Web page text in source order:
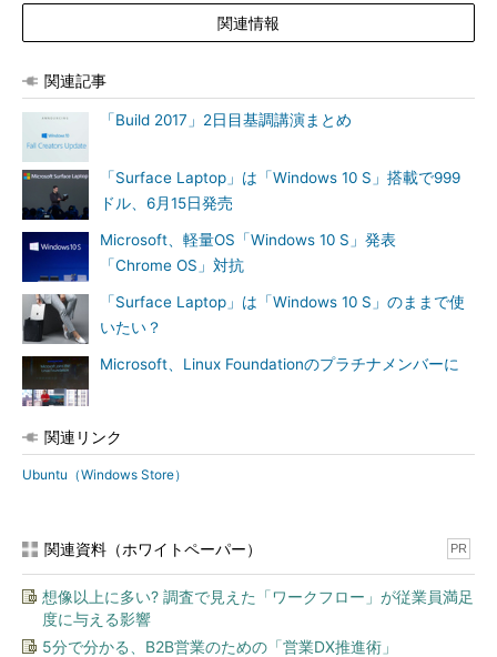
関連情報
関連記事
「Build 2017」2日目基調講演まとめ
「Surface Laptop」は「Windows 10 S」搭載で999
ドル、6月15日発売
Microsoft、軽量OS「Windows 10 S」発表
「Chrome OS」対抗
「Surface Laptop」は「Windows 10 S」のままで使
いたい？
Microsoft、Linux Foundationのプラチナメンバーに
関連リンク
Ubuntu（Windows Store）
関連資料（ホワイトペーパー） PR
想像以上に多い? 調査で見えた「ワークフロー」が従業員満足
度に与える影響
5分で分かる、B2B営業のための「営業DX推進術」